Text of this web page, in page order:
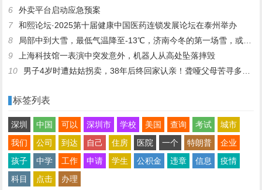
6
外卖平台启动应急预案
7
和熙论坛·2025第十届健康中国医药连锁发展论坛在泰州举办
8
局部中到大雪，最低气温降至-13℃，济南今冬的第一场雪，或跟去年同一时间！
9
上海科技馆一表演中突发意外，机器人从高处坠落摔毁
10
男子4岁时遭姑姑拐卖，38年后终回家认亲！聋哑父母苦寻多年，母亲已抱憾离世丨红星寻人
标签列表
深圳 中国 可以 深圳市 学校 美国 查询 考试
城市
我们
公司 到达 自己 住房 医院 一个 特朗普
企业
孩子
中学 工作 申请 学生 公积金 违章 信息
疫情
科目
点击 办理